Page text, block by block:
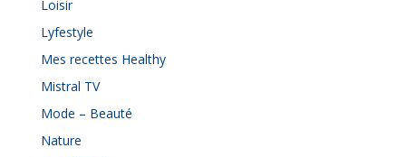
Loisir
Lyfestyle
Mes recettes Healthy
Mistral TV
Mode – Beauté
Nature